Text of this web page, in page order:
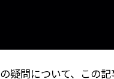
疑問について、この